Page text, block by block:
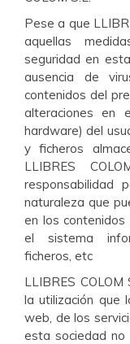
Pese a que
aquellas
seguridad en
ausencia de
contenidos del
alteraciones en
hardware) del
y ficheros
LLIBRES
responsabilidad
naturaleza que
en los contenidos
el sistema
ficheros, etc
LLIBRES
la utilización que
web, de los
esta sociedad no